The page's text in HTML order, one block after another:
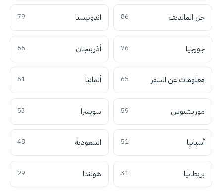
جزر المالديف 86 اندونيسيا 79
جورجيا 76 أذربيجان 66
معلومات عن السفر 65 ألمانيا 61
موريشيوس 59 سويسرا 53
أسبانيا 51 السعودية 48
بريطانيا 31 هولندا 29